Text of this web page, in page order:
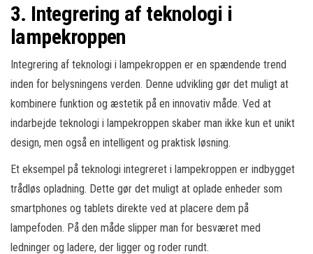
3. Integrering af teknologi i
lampekroppen
Integrering af teknologi i lampekroppen er en spændende trend
inden for belysningens verden. Denne udvikling gør det muligt at
kombinere funktion og æstetik på en innovativ måde. Ved at
indarbejde teknologi i lampekroppen skaber man ikke kun et unikt
design, men også en intelligent og praktisk løsning.
Et eksempel på teknologi integreret i lampekroppen er indbygget
trådløs opladning. Dette gør det muligt at oplade enheder som
smartphones og tablets direkte ved at placere dem på
lampefoden. På den måde slipper man for besværet med
ledninger og ladere, der ligger og roder rundt.